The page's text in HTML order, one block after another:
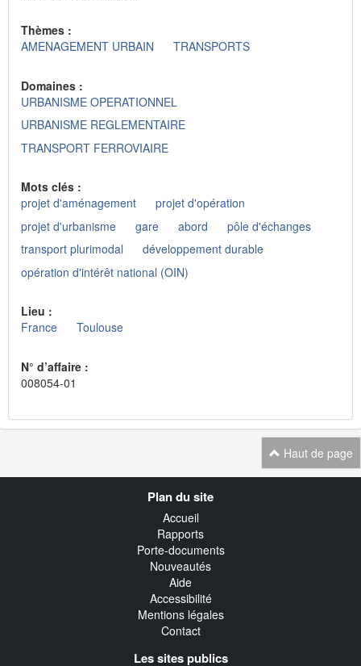
Thèmes :
AMENAGEMENT URBAIN
TRANSPORTS
Domaines :
URBANISME OPERATIONNEL
URBANISME REGLEMENTAIRE
TRANSPORT FERROVIAIRE
Mots clés :
projet d'aménagement
projet d'opération
projet d'urbanisme
gare abord
pôle d'échanges
transport plurimodal
développement durable
opération d'intérêt national (OIN)
Lieu :
France
Toulouse
N° d’affaire :
008054-01
Haut de page
Plan du site
Accueil
Rapports
Porte-documents
Nouveautés
Aide
Accessibilité
Mentions légales
Contact
Les sites publics